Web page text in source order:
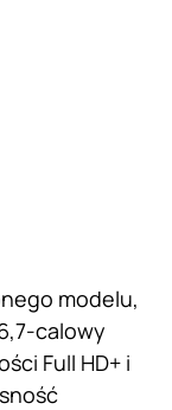
modelu,
calowy
Full HD+ i